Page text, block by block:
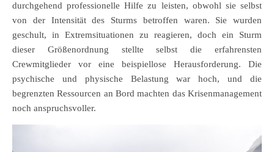
durchgehend professionelle Hilfe zu leisten, obwohl sie selbst
von der Intensität des Sturms betroffen waren. Sie wurden
geschult, in Extremsituationen zu reagieren, doch ein Sturm
dieser Größenordnung stellte selbst die erfahrensten
Crewmitglieder vor eine beispiellose Herausforderung. Die
psychische und physische Belastung war hoch, und die
begrenzten Ressourcen an Bord machten das Krisenmanagement
noch anspruchsvoller.